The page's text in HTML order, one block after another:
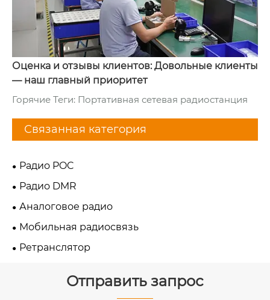
Оценка и отзывы клиентов: Довольные клиенты
— наш главный приоритет
Горячие Теги: Портативная сетевая радиостанция
Связанная категория
Радио POC
Радио DMR
Аналоговое радио
Мобильная радиосвязь
Ретранслятор
Отправить запрос